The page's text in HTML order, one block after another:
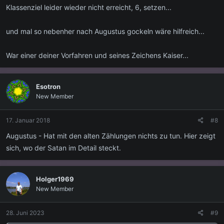
Klassenziel leider wieder nicht erreicht, 6, setzen...
und mal so nebenher nach Augustus gockeln wäre hilfreich...
War einer deiner Vorfahren und seines Zeichens Kaiser...
Esotron
New Member
17. Januar 2018 #8
Augustus - Hat mit den alten Zählungen nichts zu tun. Hier zeigt
sich, wo der Satan im Detail steckt.
Holger1969
New Member
28. Juni 2023 #9